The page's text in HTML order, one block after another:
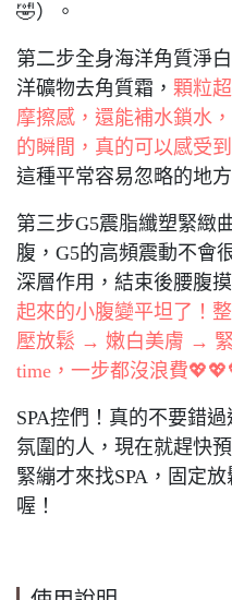
🤣）。
第二步全身海洋角質淨
洋礦物去角質霜， 顆粒
摩擦感，還能補水鎖水
的瞬間，真的可以感受
這種平常容易忽略的地
第三步G5震脂纖塑緊緻
腹，G5的高頻震動不會
深層作用，結束後腰腹
起來的小腹變平坦了！
壓放鬆 → 嫩白美膚 →
time，一步都沒浪費
SPA控們！真的不要錯
氛圍的人，現在就趕快
緊繃才來找SPA，固定
喔！